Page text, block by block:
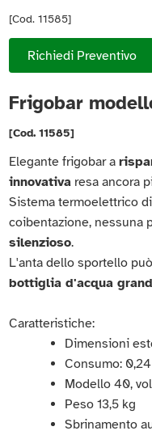
[Cod. 11585]
Richiedi Preventivo
Frigobar
[Cod. 11585]
Elegante frigobar a
innovativa resa ancora
Sistema termoelettrico
coibentazione, nessuna
silenzioso.
L'anta dello sportello
bottiglia d'acqua
Caratteristiche:
Dimensioni
Consumo:
Modello 40,
Peso 13,5 kg
Sbrinamento